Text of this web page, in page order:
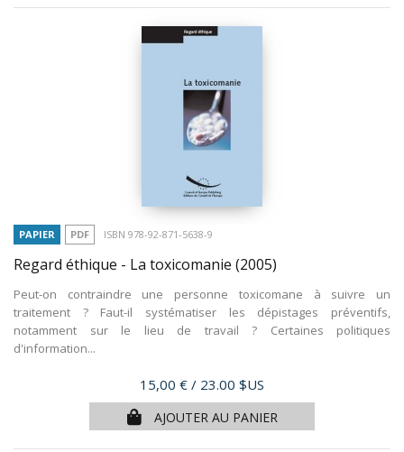
PAPIER PDF ISBN 978-92-871-5638-9
Regard éthique - La toxicomanie (2005)
Peut-on contraindre une personne toxicomane à suivre un
traitement ? Faut-il systématiser les dépistages préventifs,
notamment sur le lieu de travail ? Certaines politiques
d'information...
Prix
15,00 € / 23.00 $US
AJOUTER AU PANIER